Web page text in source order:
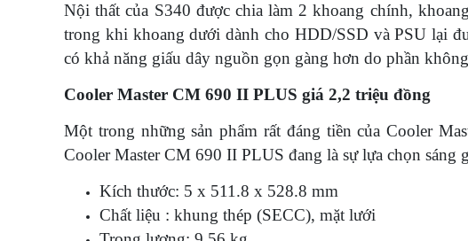
Nội thất của S340 được chia làm 2 khoang chính,
trong khi khoang dưới dành cho HDD/SSD và PSU lại
có khả năng giấu dây nguồn gọn gàng hơn do phần
Cooler Master CM 690 II PLUS giá 2,2 triệu đồng
Một trong những sản phẩm rất đáng tiền của Cooler
Cooler Master CM 690 II PLUS đang là sự lựa chọn sáng
Kích thước: 5 x 511.8 x 528.8 mm
Chất liệu : khung thép (SECC), mặt lưới